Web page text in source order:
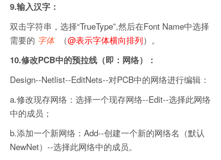
9.输入汉字：
双击字符串，选择“TrueType”,然后在Font Name中选择
需要的 字体 （@表示字体横向排列）。
10.修改PCB中的预拉线（即：网络）：
Design--Netlist--EditNets--对PCB中的网络进行编辑：
a.修改现存网络：选择一个现存网络--Edit--选择此网络
中的成员；
b.添加一个新网络：Add--创建一个新的网络名（默认
NewNet）--选择此网络中的成员。